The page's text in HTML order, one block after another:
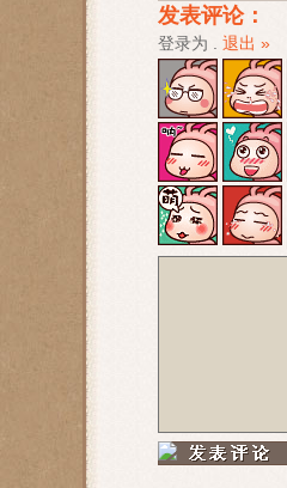
发表评论：
登录为 退出 »